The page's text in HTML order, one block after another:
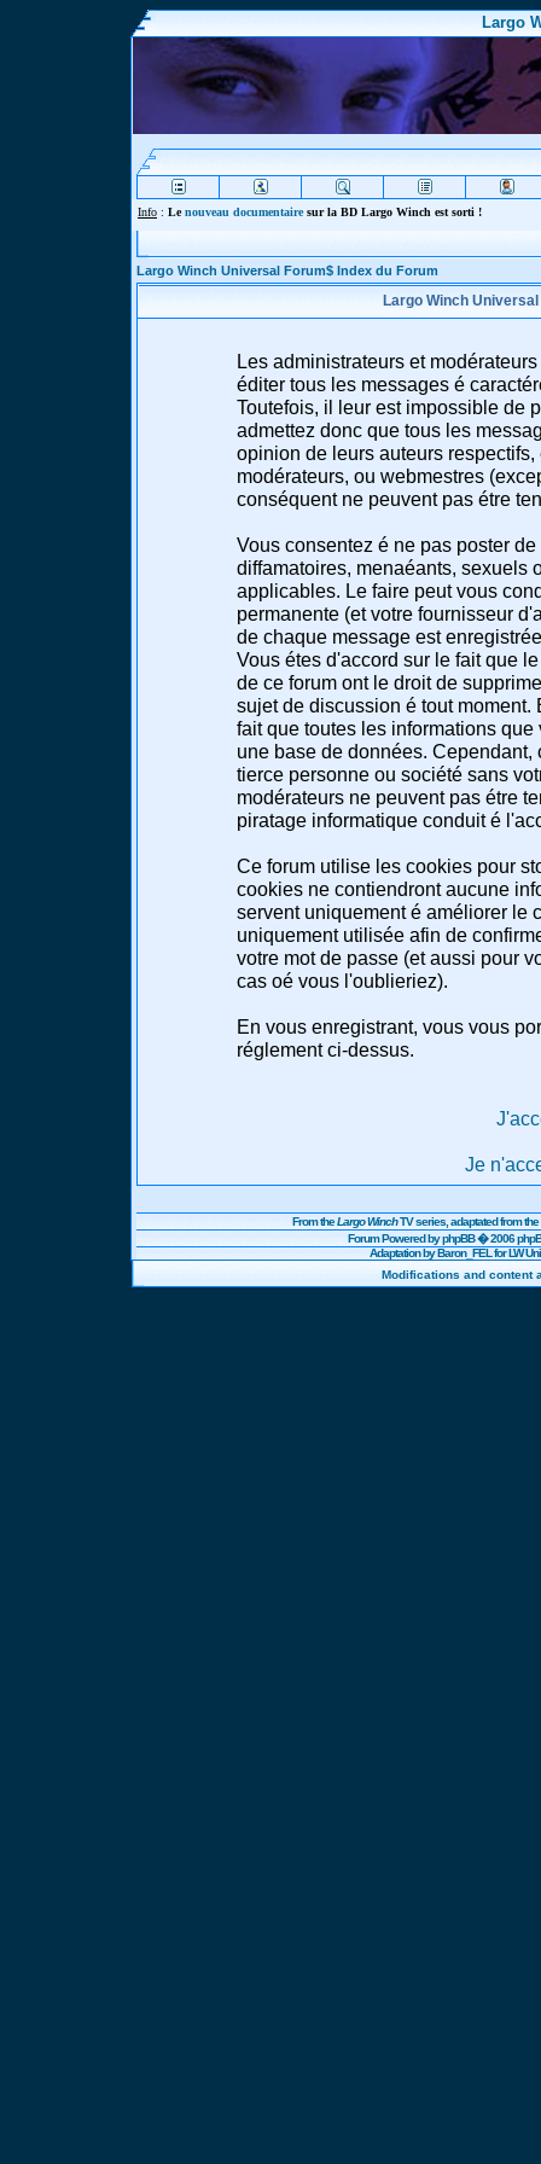
Largo
Info : Lenouveau documentairesur la BD Largo Winch est sorti !
Largo Winch Universal Forum$ Index du Forum
Largo Winch
Les administrateurs et
éditer tous les messages é
Toutefois, il leur est impossible de
admettez donc que tous les
opinion de leurs auteurs
modérateurs, ou webmestres
conséquent ne peuvent pas étre
Vous consentez é ne pas poster
diffamatoires, menaéants, sexuels
applicables. Le faire peut vous
permanente (et votre fournisseur
de chaque message est
Vous étes d'accord sur le fait que
de ce forum ont le droit de
sujet de discussion é tout
fait que toutes les informations
une base de données.
tierce personne ou société sans
modérateurs ne peuvent pas étre
piratage informatique conduit é
Ce forum utilise les cookies pour
cookies ne contiendront aucune
servent uniquement é améliorer le
uniquement utilisée afin de
votre mot de passe (et aussi pour
cas oé vous l'oublieriez).
En vous enregistrant, vous vous
réglement ci-dessus.
Je
From theLargo WinchTV series, adaptated from
Forum Powered byphpBB� 2006
Adaptation by Baron_FEL for LW
Modifications and content